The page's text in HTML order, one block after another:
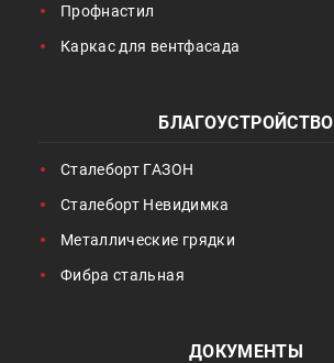
Профнастил
Каркас для вентфасада
БЛАГОУСТРОЙСТВО
Сталеборт ГАЗОН
Сталеборт Невидимка
Металлические грядки
Фибра стальная
ДОКУМЕНТЫ